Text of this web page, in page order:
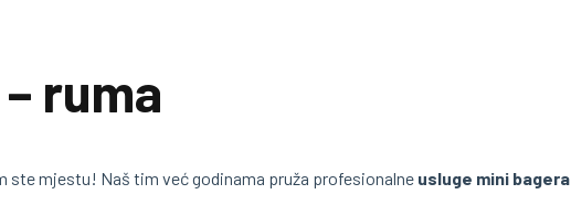
ruma
ste mjestu! Naš tim već godinama pruža profesionalne usluge mini bagera